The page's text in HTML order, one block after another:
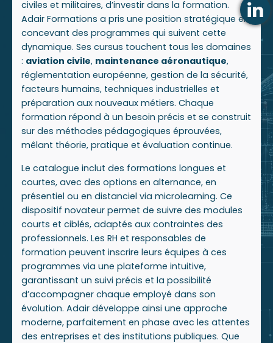
civiles et militaires, d’investir dans la formation.
Adair Formations a pris une position stratégique en
concevant des programmes qui suivent cette
dynamique. Ses cursus touchent tous les domaines
: aviation civile, maintenance aéronautique,
réglementation européenne, gestion de la sécurité,
facteurs humains, techniques industrielles et
préparation aux nouveaux métiers. Chaque
formation répond à un besoin précis et se construit
sur des méthodes pédagogiques éprouvées,
mêlant théorie, pratique et évaluation continue.
Le catalogue inclut des formations longues et
courtes, avec des options en alternance, en
présentiel ou en distanciel via microlearning. Ce
dispositif novateur permet de suivre des modules
courts et ciblés, adaptés aux contraintes des
professionnels. Les RH et responsables de
formation peuvent inscrire leurs équipes à ces
programmes via une plateforme intuitive,
garantissant un suivi précis et la possibilité
d’accompagner chaque employé dans son
évolution. Adair développe ainsi une approche
moderne, parfaitement en phase avec les attentes
des entreprises et des institutions publiques. Que